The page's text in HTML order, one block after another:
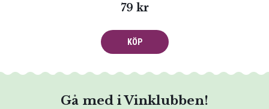
79 kr
KÖP
Gå med i Vinklubben!